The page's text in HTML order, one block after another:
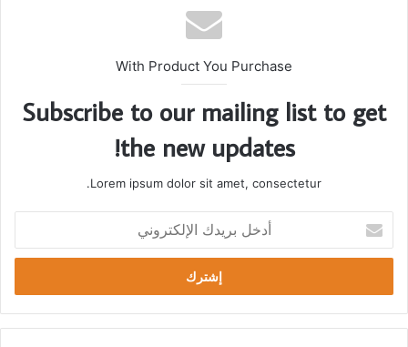
ب
With Product You Purchase
Subscribe to our mailing list to get
the new updates!
Lorem ipsum dolor sit amet, consectetur.
خ
ب
ر